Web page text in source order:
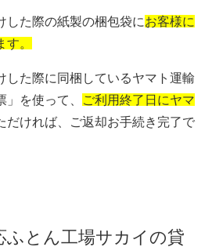
た際の紙製の梱包袋にお客様に
。
た際に同梱しているヤマト運輸
を使って、
ご利用終了日にヤマ
だければ、ご返却お手続き完了で
ふとん工場サカイの貸